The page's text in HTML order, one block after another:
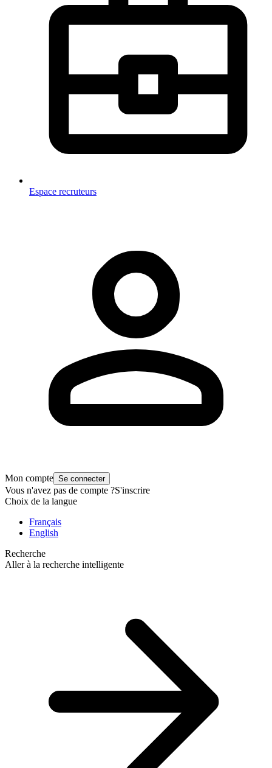
Espace recruteurs
Mon compte Se connecter
Vous n'avez pas de compte ?S'inscrire
Choix de la langue
Français
English
Recherche
Aller à la recherche intelligente